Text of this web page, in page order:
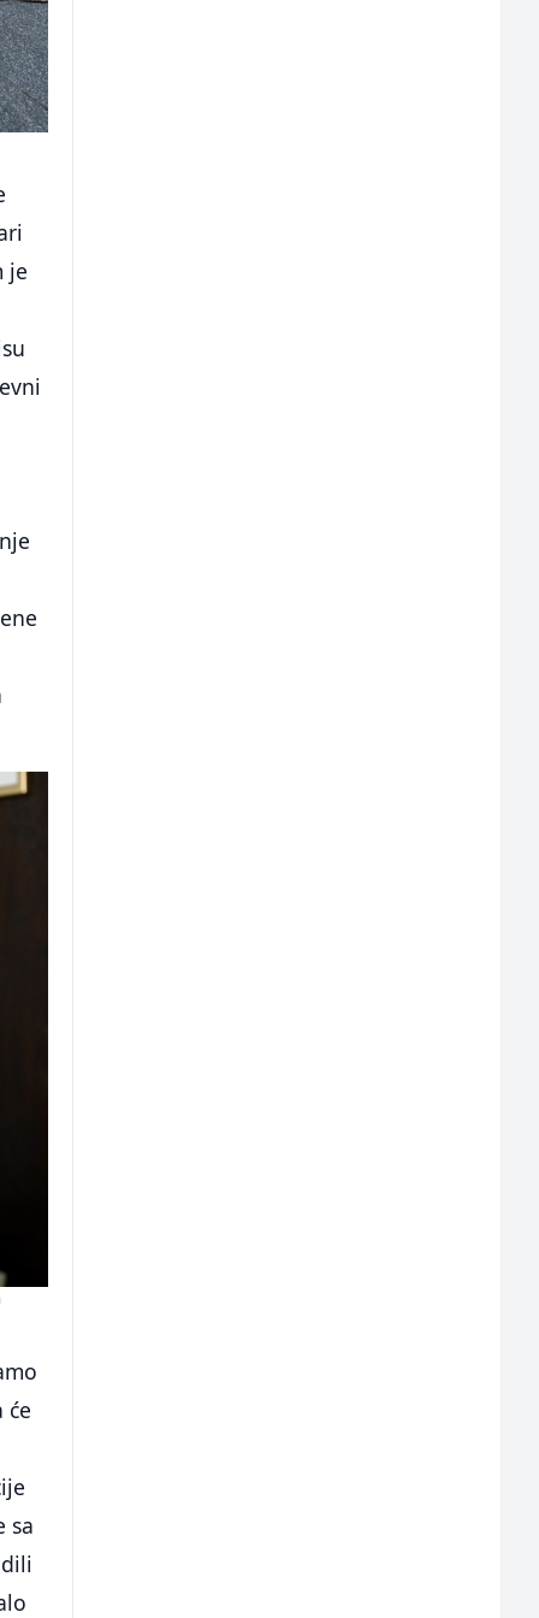
je
će
sa